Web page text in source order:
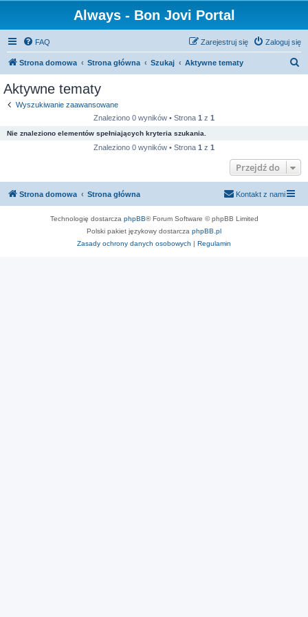
Always - Bon Jovi Portal
FAQ Zaloguj się
Zarejestruj się
Strona domowa Strona główna Szukaj Aktywne tematy
Aktywne tematy
Wyszukiwanie zaawansowane
Znaleziono 0 wyników • Strona 1 z 1
Nie znaleziono elementów spełniających kryteria szukania.
Znaleziono 0 wyników • Strona 1 z 1
Przejdź do
Strona domowa Strona główna Kontakt z nami
Technologię dostarcza phpBB® Forum Software © phpBB Limited
Polski pakiet językowy dostarcza phpBB.pl
Zasady ochrony danych osobowych | Regulamin